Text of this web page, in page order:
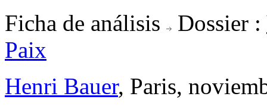
Ficha de análisis Dossier :
Paix
Henri Bauer, Paris,